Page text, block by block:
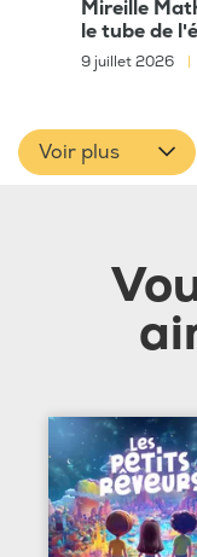
Mireille
le tube de
9 juillet 2026
Voir plus